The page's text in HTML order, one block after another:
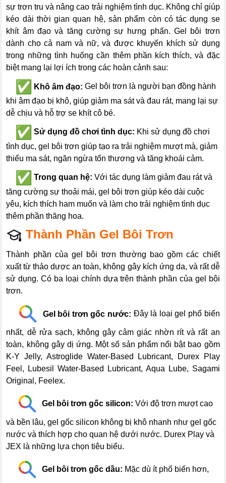
sự trơn tru và nâng cao trải nghiệm tình dục. Không chỉ giúp
kéo dài thời gian quan hệ, sản phẩm còn có tác dụng se
khít âm đạo và tăng cường sự hưng phấn. Gel bôi trơn
dành cho cả nam và nữ, và được khuyến khích sử dụng
trong những tình huống cần thêm phần kích thích, và đặc
biệt mang lại lợi ích trong các hoàn cảnh sau:
Khô âm đạo: Gel bôi trơn là người bạn đồng hành
khi âm đạo bị khô, giúp giảm ma sát và đau rát, mang lại sự
dễ chịu và hỗ trợ se khít cô bé.
Sử dụng đồ chơi tình dục: Khi sử dụng đồ chơi
tình dục, gel bôi trơn giúp tạo ra trải nghiệm mượt mà, giảm
thiểu ma sát, ngăn ngừa tổn thương và tăng khoái cảm.
Trong quan hệ: Với tác dụng làm giảm đau rát và
tăng cường sự thoải mái, gel bôi trơn giúp kéo dài cuộc
yêu, kích thích ham muốn và làm cho trải nghiệm tình dục
thêm phần thăng hoa.
Thành Phần Gel Bôi Trơn
Thành phần của gel bôi trơn thường bao gồm các chiết
xuất từ thảo dược an toàn, không gây kích ứng da, và rất dễ
sử dụng. Có ba loại chính dựa trên thành phần của gel bôi
trơn.
Gel bôi trơn gốc nước: Đây là loại gel phổ biến
nhất, dễ rửa sạch, không gây cảm giác nhờn rít và rất an
toàn, không gây dị ứng. Một số sản phẩm nổi bật bao gồm
K-Y Jelly, Astroglide Water-Based Lubricant, Durex Play
Feel, Lubesil Water-Based Lubricant, Aqua Lube, Sagami
Original, Feelex.
Gel bôi trơn gốc silicon: Với độ trơn mượt cao
và bền lâu, gel gốc silicon không bị khô nhanh như gel gốc
nước và thích hợp cho quan hệ dưới nước. Durex Play và
JEX là những lựa chọn tiêu biểu.
Gel bôi trơn gốc dầu: Mặc dù ít phổ biến hơn,